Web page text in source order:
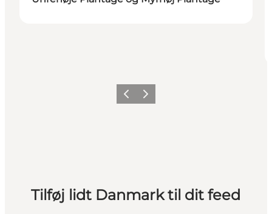
ForrigeNæste
Tilføj lidt Danmark til dit feed